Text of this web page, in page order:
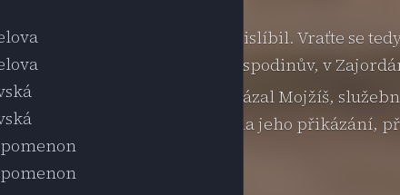
bratřím odpočinutí, jak jim přislíbil. Vraťte se
vám dal Mojžíš, služebník Hospodinův, v
a zákon, které vám přikázal Mojžíš,
všech jeho cestách a dbát na jeho přikázání,
odešli ke svým stanům.